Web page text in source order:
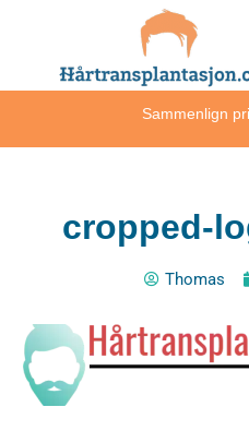
Sammenlign
cropped-
Thomas